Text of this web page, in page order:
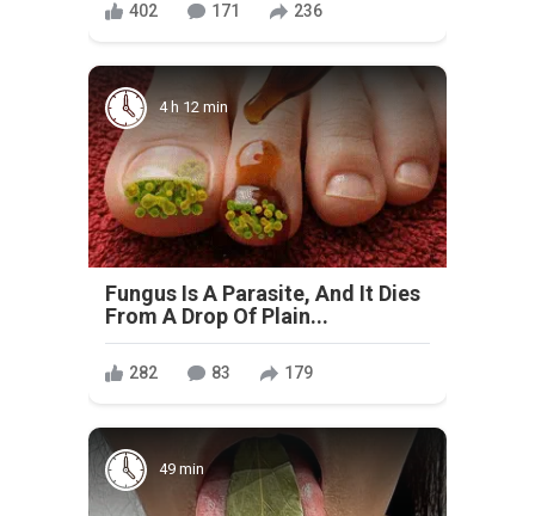
402 171 236
4 h 12 min
Fungus Is A Parasite, And It Dies
From A Drop Of Plain...
282 83 179
49 min